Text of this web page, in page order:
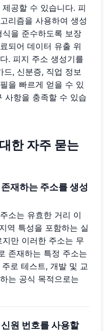
공할 수 있습니다. 피
리즘을 사용하여 생성
을 준수하도록 보장
되어 데이터 유출 위
. 피지 주소 생성기를
드, 신분증, 직업 정보
을 빠르게 얻을 수 있
사항을 충족할 수 있습
한 자주 묻는
재하는 주소를 생성
소는 유효한 거리 이
역 특성을 포함하는 실
만 이러한 주소는 무
존재하는 특정 주소는
로 테스트, 개발 및 교
는 공식 목적으로는
원 번호를 사용할